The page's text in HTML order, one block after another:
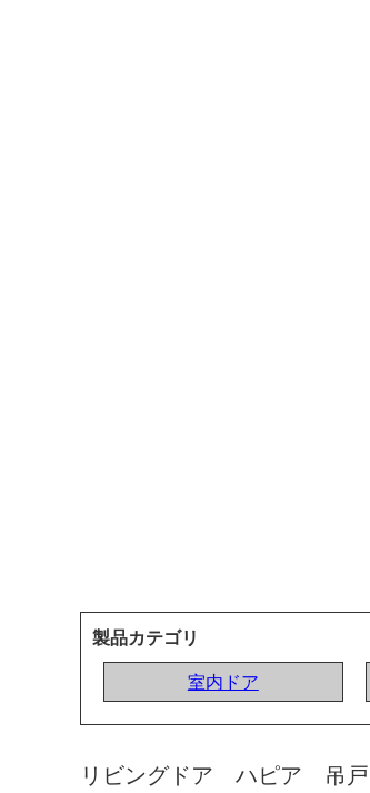
製品カテゴリ
室内ドア
リビングドア ハピア 吊